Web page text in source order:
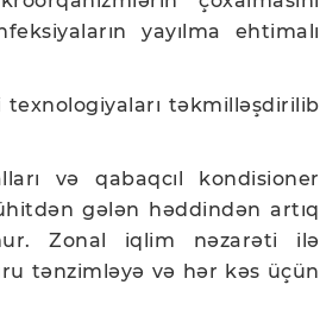
yayılma ehtimalı
təkmilləşdirilib
və qabaqcıl kondisioner
gələn həddindən artıq
Zonal iqlim nəzarəti ilə
tənzimləyə və hər kəs üçün